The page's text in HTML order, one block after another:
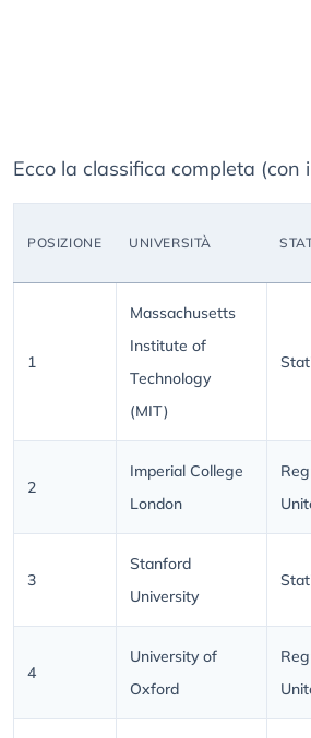
Ecco la classifica completa (con
POSIZIONE UNIVERSITÀ
1
Massachusetts
Institute of
Technology
(MIT)
2
Imperial College
London
3
Stanford
University
4
University of
Oxford